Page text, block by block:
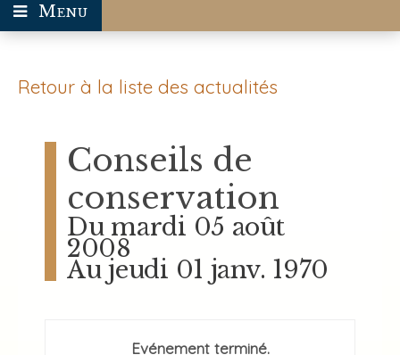
Menu
Retour à la liste des actualités
Conseils de
conservation
Du mardi 05 août
2008
Au jeudi 01 janv. 1970
Evénement terminé.